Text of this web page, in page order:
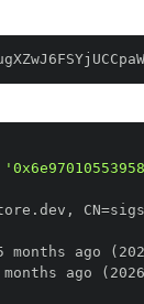
,
months ago
ago (2026